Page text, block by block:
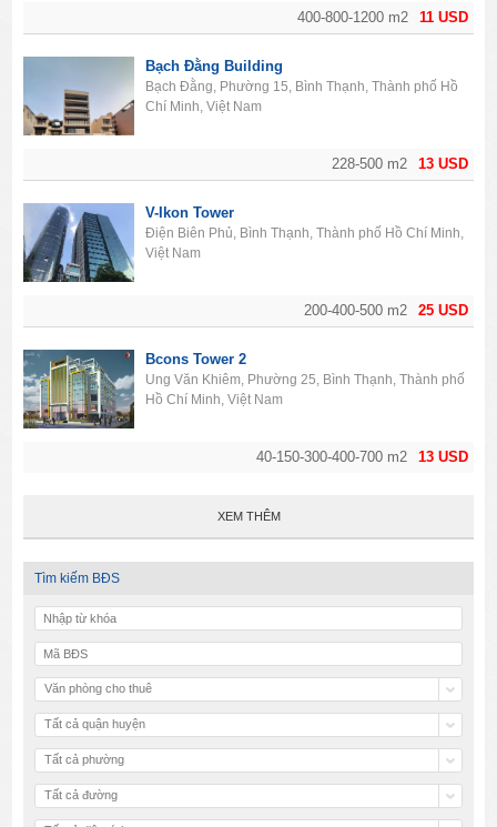
11 USD
400-800-1200 m2
13 USD
228-500 m2
Bạch Đằng Building
Bạch Đằng, Phường 15, Bình Thạnh, Thành phố Hồ
Chí Minh, Việt Nam
25 USD
200-400-500 m2
V-Ikon Tower
Điện Biên Phủ, Bình Thạnh, Thành phố Hồ Chí Minh,
Việt Nam
13 USD
40-150-300-400-700 m2
Bcons Tower 2
Ung Văn Khiêm, Phường 25, Bình Thạnh, Thành phố
Hồ Chí Minh, Việt Nam
XEM THÊM
Tìm kiếm BĐS
Văn phòng cho thuê
Tất cả quận huyện
Tất cả phường
Tất cả đường